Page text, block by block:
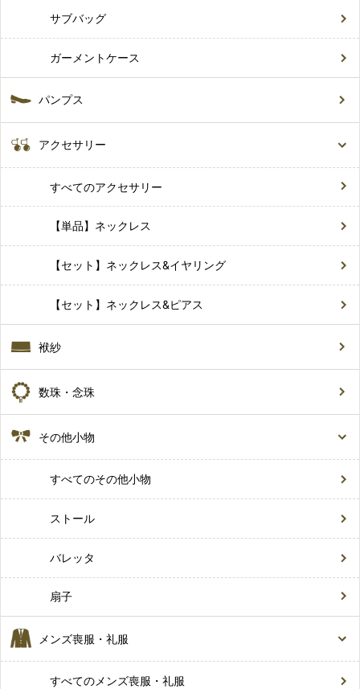
サブバッグ
ガーメントケース
パンプス
アクセサリー
すべてのアクセサリー
【単品】ネックレス
【セット】ネックレス&イヤリング
【セット】ネックレス&ピアス
袱紗
数珠・念珠
その他小物
すべてのその他小物
ストール
バレッタ
扇子
メンズ喪服・礼服
すべてのメンズ喪服・礼服